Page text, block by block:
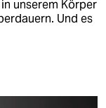
unserem Körper
Und es